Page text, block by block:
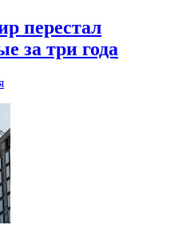
перестал
за три года